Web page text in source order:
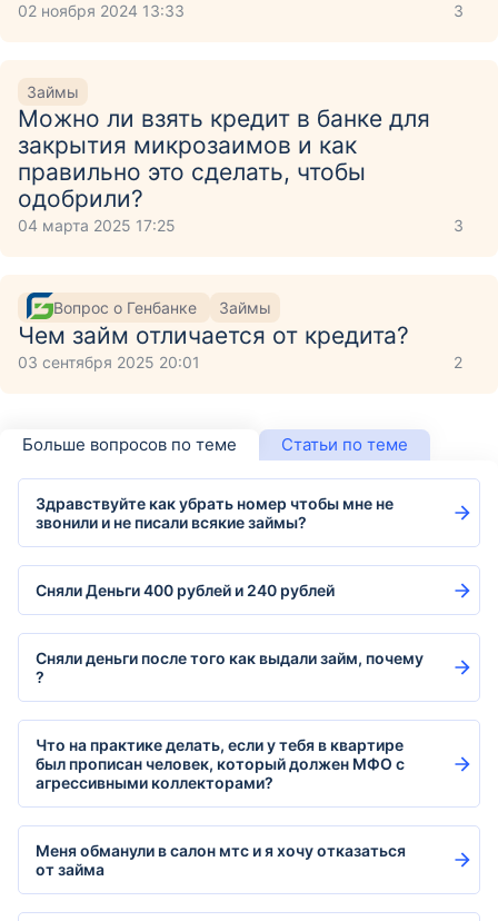
02 ноября 2024 13:33 3
Займы
Можно ли взять кредит в банке для
закрытия микрозаимов и как
правильно это сделать, чтобы
одобрили?
04 марта 2025 17:25 3
Вопрос о Генбанке Займы
Чем займ отличается от кредита?
03 сентября 2025 20:01 2
Больше вопросов по теме Статьи по теме
Здравствуйте как убрать номер чтобы мне не
звонили и не писали всякие займы?
Сняли Деньги 400 рублей и 240 рублей
Сняли деньги после того как выдали займ, почему
?
Что на практике делать, если у тебя в квартире
был прописан человек, который должен МФО с
агрессивными коллекторами?
Меня обманули в салон мтс и я хочу отказаться
от займа